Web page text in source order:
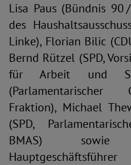
Lisa Paus (Bündnis 90
des
Linke), Florian Bilic
Bernd Rützel (SPD,
für Arbeit und
(Parlamentarischer
Fraktion), Michael
(SPD,
BMAS)